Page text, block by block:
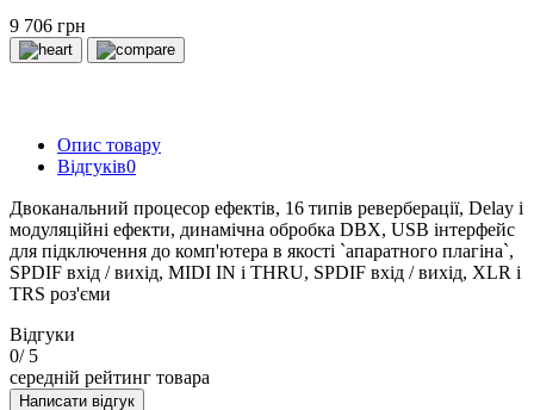
9 706 грн
Опис товару
Відгуків0
Двоканальний процесор ефектів, 16 типів реверберації, Delay і
модуляційні ефекти, динамічна обробка DBX, USB інтерфейс
для підключення до комп'ютера в якості `апаратного плагіна`,
SPDIF вхід / вихід, MIDI IN і THRU, SPDIF вхід / вихід, XLR і
TRS роз'єми
Відгуки
0/ 5
середній рейтинг товара
Написати відгук